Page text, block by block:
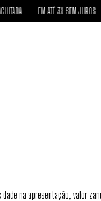
EM ATÉ 3X SEM JUROS
na apresentação,